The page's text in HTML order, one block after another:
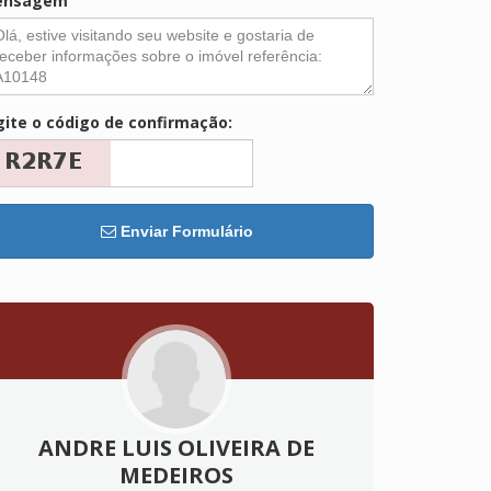
o código de confirmação:
Enviar Formulário
ANDRE LUIS OLIVEIRA DE
MEDEIROS